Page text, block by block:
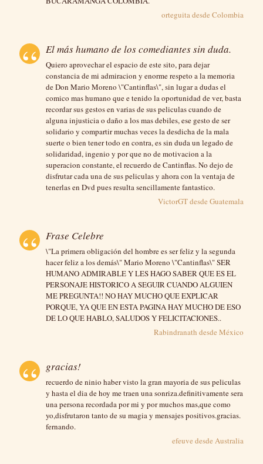
orteguita desde Colombia
El más humano de los comediantes sin duda.
Quiero aprovechar el espacio de este sito, para dejar
constancia de mi admiracion y enorme respeto a la memoria
de Don Mario Moreno \"Cantinflas\", sin lugar a dudas el
comico mas humano que e tenido la oportunidad de ver, basta
recordar sus gestos en varias de sus peliculas cuando de
alguna injusticia o daño a los mas debiles, ese gesto de ser
solidario y compartir muchas veces la desdicha de la mala
suerte o bien tener todo en contra, es sin duda un legado de
solidaridad, ingenio y por que no de motivacion a la
superacion constante, el recuerdo de Cantinflas. No dejo de
disfrutar cada una de sus peliculas y ahora con la ventaja de
tenerlas en Dvd pues resulta sencillamente fantastico.
VictorGT desde Guatemala
Frase Celebre
\"La primera obligación del hombre es ser feliz y la segunda
hacer feliz a los demás\" Mario Moreno \"Cantinflas\" SER
HUMANO ADMIRABLE Y LES HAGO SABER QUE ES EL
PERSONAJE HISTORICO A SEGUIR CUANDO ALGUIEN
ME PREGUNTA!! NO HAY MUCHO QUE EXPLICAR
PORQUE, YA QUE EN ESTA PAGINA HAY MUCHO DE ESO
DE LO QUE HABLO, SALUDOS Y FELICITACIONES..
Rabindranath desde México
gracias!
recuerdo de ninio haber visto la gran mayoria de sus peliculas
y hasta el dia de hoy me traen una sonriza.definitivamente sera
una persona recordada por mi y por muchos mas,que como
yo,disfrutaron tanto de su magia y mensajes positivos.gracias.
fernando.
efeuve desde Australia